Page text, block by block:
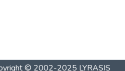
© 2002-2025 LYRASIS